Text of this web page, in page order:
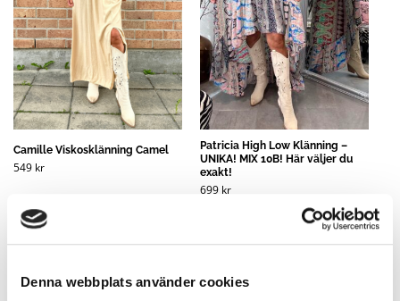
Denna webbplats använder cookies
Camille Viskosklänning Camel
549 kr
Patricia High Low Klänning –
UNIKA! MIX 10B! Här väljer du
exakt!
699 kr